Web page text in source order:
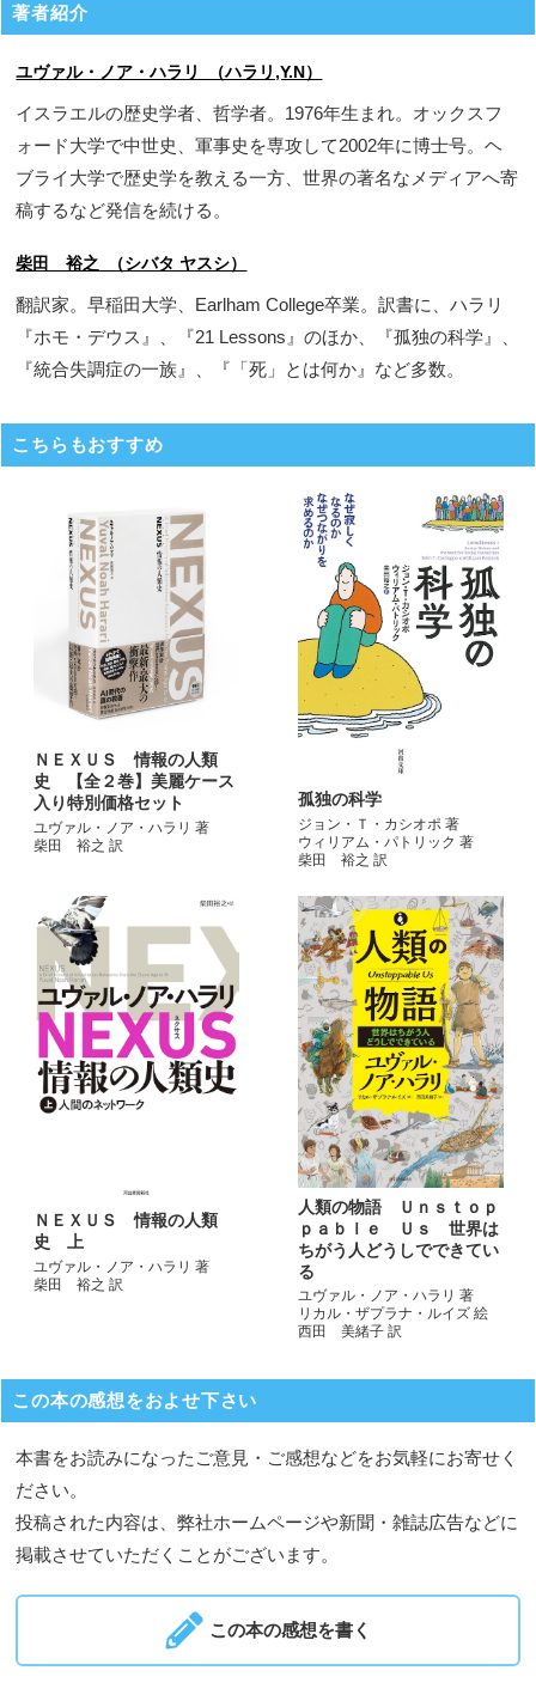
著者紹介
ユヴァル・ノア・ハラリ （ハラリ,Y.N）
イスラエルの歴史学者、哲学者。1976年生まれ。オックスフ
ォード大学で中世史、軍事史を専攻して2002年に博士号。ヘ
ブライ大学で歴史学を教える一方、世界の著名なメディアへ寄
稿するなど発信を続ける。
柴田 裕之 （シバタ ヤスシ）
翻訳家。早稲田大学、Earlham College卒業。訳書に、ハラリ
『ホモ・デウス』、『21 Lessons』のほか、『孤独の科学』、
『統合失調症の一族』、『「死」とは何か』など多数。
こちらもおすすめ
ＮＥＸＵＳ 情報の人類
史 【全２巻】美麗ケース
入り特別価格セット
ユヴァル・ノア・ハラリ 著
柴田 裕之 訳
孤独の科学
ジョン・Ｔ・カシオポ 著
ウィリアム・パトリック 著
柴田 裕之 訳
ＮＥＸＵＳ 情報の人類
史 上
ユヴァル・ノア・ハラリ 著
柴田 裕之 訳
人類の物語 Ｕｎｓｔｏｐ
ｐａｂｌｅ Ｕｓ 世界は
ちがう人どうしでできてい
る
ユヴァル・ノア・ハラリ 著
リカル・ザプラナ・ルイズ 絵
西田 美緒子 訳
この本の感想をおよせ下さい
本書をお読みになったご意見・ご感想などをお気軽にお寄せく
ださい。
投稿された内容は、弊社ホームページや新聞・雑誌広告などに
掲載させていただくことがございます。
この本の感想を書く